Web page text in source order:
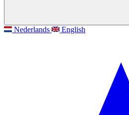
Nederlands English